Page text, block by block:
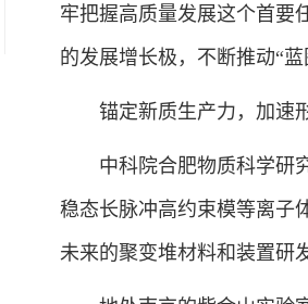
牢把握高质量发展这个首要
的发展增长极，不断推动“
锚定新质生产力，加速
中科院合肥物质科学研究
稳态长脉冲高约束模等离子
未来的聚变堆材料和装置研